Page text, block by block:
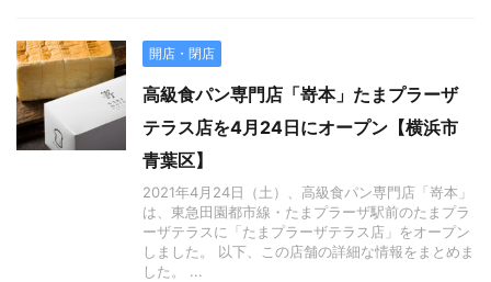
開店・閉店
高級食パン専門店「嵜本」たまプラーザ
テラス店を4月24日にオープン【横浜市
青葉区】
2021年4月24日（土）、高級食パン専門店「嵜本」
は、東急田園都市線・たまプラーザ駅前のたまプラ
ーザテラスに「たまプラーザテラス店」をオープン
しました。 以下、この店舗の詳細な情報をまとめま
した。 ...